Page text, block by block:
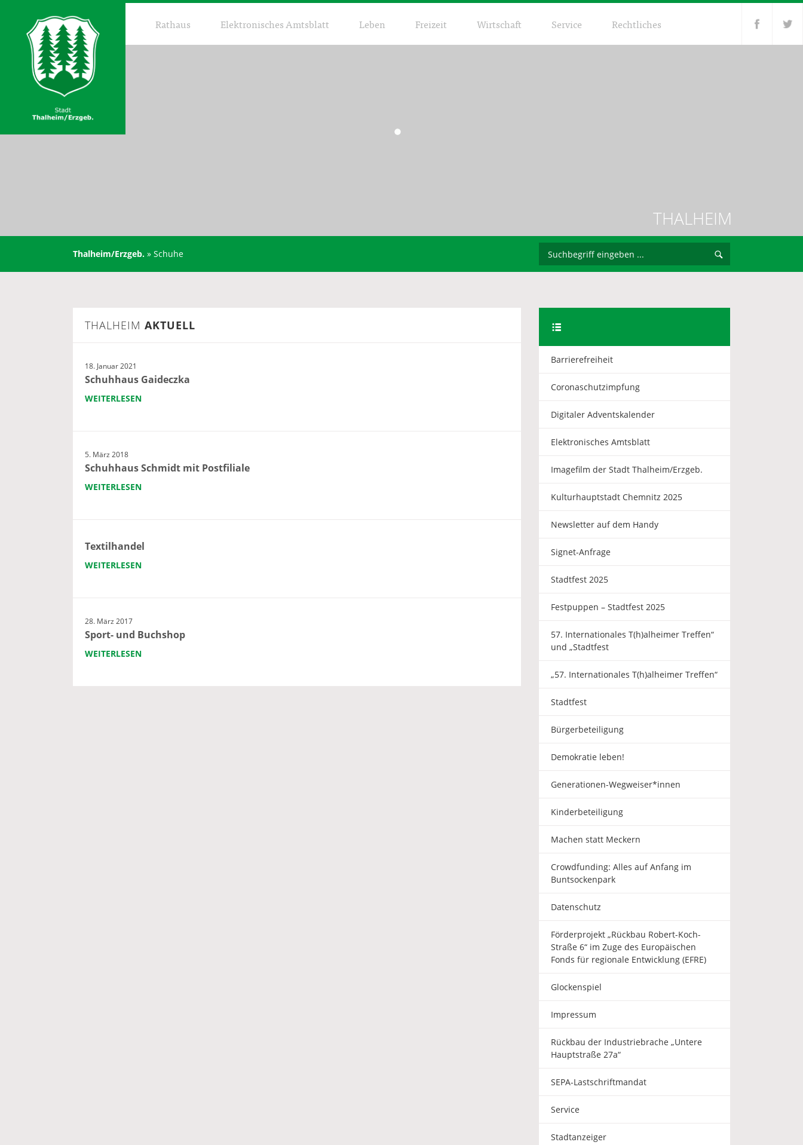
Rathaus Elektronisches Amtsblatt Leben Freizeit Wirtschaft Service Rechtliches
THALHEIM
Thalheim/Erzgeb. » Schuhe
THALHEIM AKTUELL
18. Januar 2021
Schuhhaus Gaideczka
WEITERLESEN
5. März 2018
Schuhhaus Schmidt mit Postfiliale
WEITERLESEN
Textilhandel
WEITERLESEN
28. März 2017
Sport- und Buchshop
WEITERLESEN
Barrierefreiheit
Coronaschutzimpfung
Digitaler Adventskalender
Elektronisches Amtsblatt
Imagefilm der Stadt Thalheim/Erzgeb.
Kulturhauptstadt Chemnitz 2025
Newsletter auf dem Handy
Signet-Anfrage
Stadtfest 2025
Festpuppen – Stadtfest 2025
57. Internationales T(h)alheimer Treffen“
und „Stadtfest
„57. Internationales T(h)alheimer Treffen“
Stadtfest
Bürgerbeteiligung
Demokratie leben!
Generationen-Wegweiser*innen
Kinderbeteiligung
Machen statt Meckern
Crowdfunding: Alles auf Anfang im
Buntsockenpark
Datenschutz
Förderprojekt „Rückbau Robert-Koch-
Straße 6“ im Zuge des Europäischen
Fonds für regionale Entwicklung (EFRE)
Glockenspiel
Impressum
Rückbau der Industriebrache „Untere
Hauptstraße 27a“
SEPA-Lastschriftmandat
Service
Stadtanzeiger